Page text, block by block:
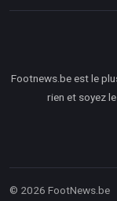
Footnews.be est le
rien et soyez
© 2026 FootNews.be